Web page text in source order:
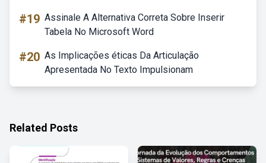
#19 Assinale A Alternativa Correta Sobre Inserir
Tabela No Microsoft Word
#20 As Implicações éticas Da Articulação
Apresentada No Texto Impulsionam
Related Posts